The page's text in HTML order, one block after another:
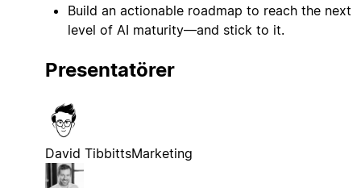
Build an actionable roadmap to reach the next
level of AI maturity—and stick to it.
Presentatörer
David TibbittsMarketing